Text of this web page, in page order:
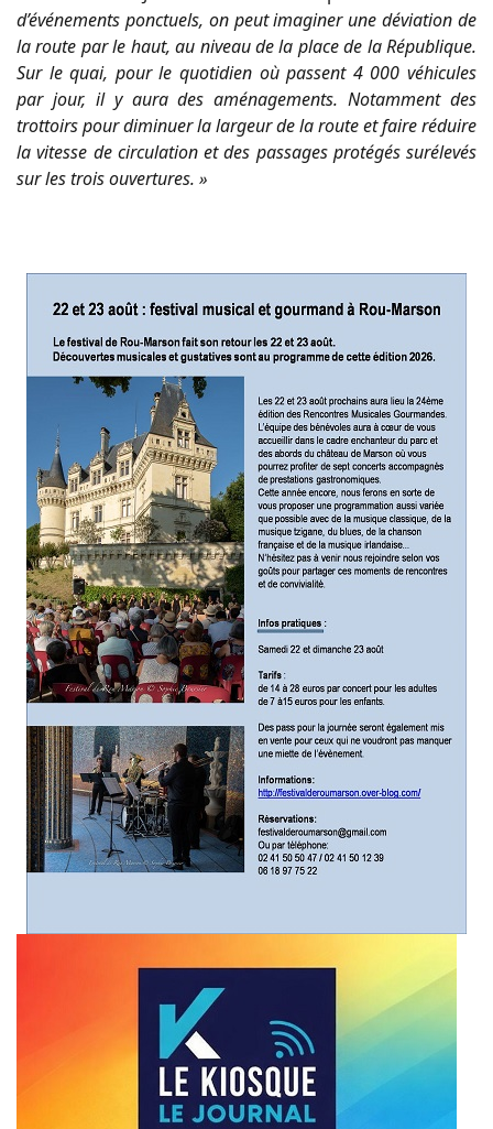
d’événements ponctuels, on peut imaginer une déviation de
la route par le haut, au niveau de la place de la République.
Sur le quai, pour le quotidien où passent 4 000 véhicules
par jour, il y aura des aménagements. Notamment des
trottoirs pour diminuer la largeur de la route et faire réduire
la vitesse de circulation et des passages protégés surélevés
sur les trois ouvertures. »